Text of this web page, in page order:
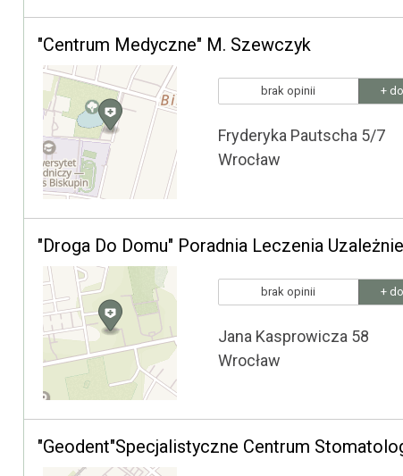
"Centrum Medyczne" M. Szewczyk
brak opinii +
Fryderyka Pautscha 5/7
Wrocław
"Droga Do Domu" Poradnia Leczenia
brak opinii +
Jana Kasprowicza 58
Wrocław
"Geodent"Specjalistyczne Centrum